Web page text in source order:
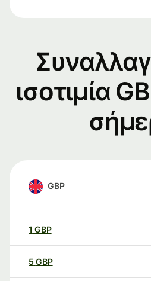
ισοτιμία
GBP
1 GBP
5 GBP